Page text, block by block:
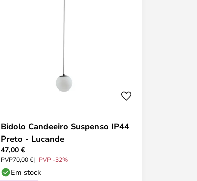
Bidolo Candeeiro Suspenso IP44
Preto - Lucande
47,00 €
PVP70,00 € PVP -32%
Em stock